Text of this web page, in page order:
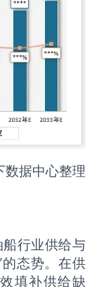
数据中心整理
行业供给与
态势。在供
填补供给缺